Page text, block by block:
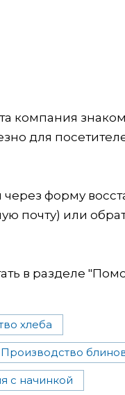
компания
для
форму
почту) или
в разделе
хлеба
Производство
с начинкой